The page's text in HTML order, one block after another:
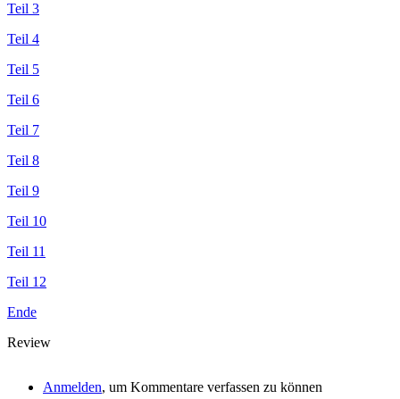
Teil 3
Teil 4
Teil 5
Teil 6
Teil 7
Teil 8
Teil 9
Teil 10
Teil 11
Teil 12
Ende
Review
Anmelden, um Kommentare verfassen zu können